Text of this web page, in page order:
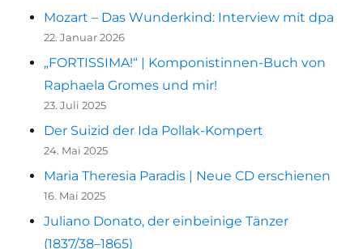
Mozart – Das Wunderkind: Interview mit dpa
22. Januar 2026
„FORTISSIMA!“ | Komponistinnen-Buch von
Raphaela Gromes und mir!
23. Juli 2025
Der Suizid der Ida Pollak-Kompert
24. Mai 2025
Maria Theresia Paradis | Neue CD erschienen
16. Mai 2025
Juliano Donato, der einbeinige Tänzer
(1837/38–1865)